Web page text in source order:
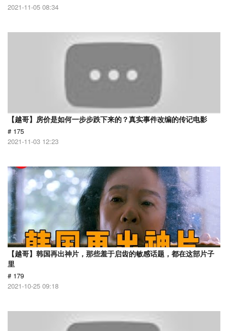
2021-11-05 08:34
【越哥】房价是如何一步步跌下来的？真实事件改编的传记电影
# 175
2021-11-03 12:23
【越哥】韩国再出神片，那些羞于启齿的敏感话题，都在这部片子
里
# 179
2021-10-25 09:18